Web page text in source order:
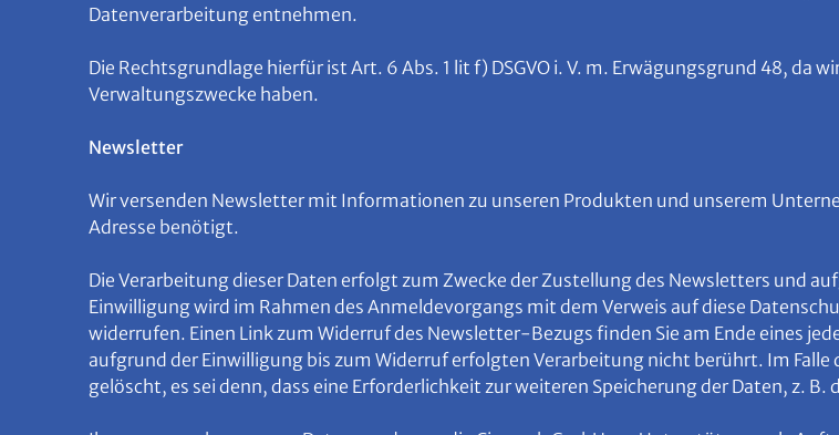
Datenverarbeitung entnehmen.
Die Rechtsgrundlage hierfür ist Art. 6 Abs. 1 lit f) DSGVO i. V. m. Erwägungsgrund 48,
Verwaltungszwecke haben.
Newsletter
Wir versenden Newsletter mit Informationen zu unseren Produkten und unserem
Adresse benötigt.
Die Verarbeitung dieser Daten erfolgt zum Zwecke der Zustellung des Newsletters und
Einwilligung wird im Rahmen des Anmeldevorgangs mit dem Verweis auf diese
widerrufen. Einen Link zum Widerruf des Newsletter-Bezugs finden Sie am Ende eines
aufgrund der Einwilligung bis zum Widerruf erfolgten Verarbeitung nicht berührt. Im
gelöscht, es sei denn, dass eine Erforderlichkeit zur weiteren Speicherung der Daten, z.